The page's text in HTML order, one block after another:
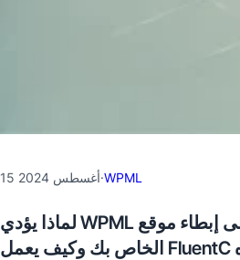
15 أغسطس 2024·WPML
لماذا يؤدي WPML إلى إبطاء موقع WordPress
الخاص بك وكيف يعمل FluentC على حل هذه